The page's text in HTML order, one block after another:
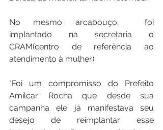
No mesmo arcabouço,  foi
implantado na secretaria o
CRAM(centro de referência ao
atendimento à mulher)
"Foi um compromisso do Prefeito
Amilcar Rocha que desde sua
campanha ele já manifestava seu
desejo de reimplantar esse